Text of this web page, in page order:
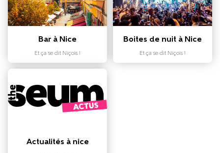
Bar à Nice
Et ça se dit Niçois !
Boites de nuit à Nice
Et ça se dit Niçois !
Actualités à nice